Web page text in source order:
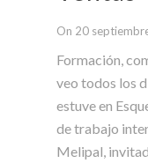
On 20
Formación,
veo todos los
estuve en
de trabajo
Melipal,